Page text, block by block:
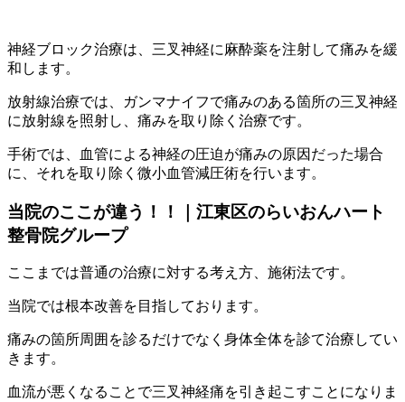
神経ブロック治療は、三叉神経に麻酔薬を注射して痛みを緩
和します。
放射線治療では、ガンマナイフで痛みのある箇所の三叉神経
に放射線を照射し、痛みを取り除く治療です。
手術では、血管による神経の圧迫が痛みの原因だった場合
に、それを取り除く微小血管減圧術を行います。
当院のここが違う！！｜江東区のらいおんハート
整骨院グループ
ここまでは普通の治療に対する考え方、施術法です。
当院では根本改善を目指しております。
痛みの箇所周囲を診るだけでなく身体全体を診て治療してい
きます。
血流が悪くなることで三叉神経痛を引き起こすことになりま